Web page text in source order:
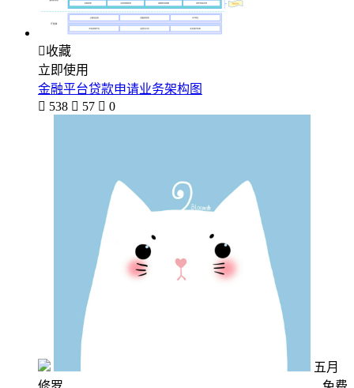
收藏
立即使用
金融平台贷款申请业务架构图
 538  57  0
五月